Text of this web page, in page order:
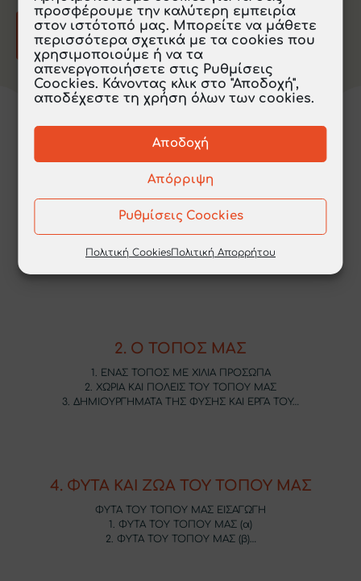
προσφέρουμε την καλύτερη εμπειρία
στον ιστότοπό μας. Μπορείτε να μάθετε
περισσότερα σχετικά με τα cookies που
χρησιμοποιούμε ή να τα
απενεργοποιήσετε στις Ρυθμίσεις
Coockies. Κάνοντας κλικ στο "Αποδοχή",
αποδέχεστε τη χρήση όλων των cookies.
Αποδοχή
Απόρριψη
Ρυθμίσεις Coockies
Πολιτική CookiesΠολιτική Απορρήτου
Σχετικές Ενότητες
1. ΖΟΥΜΕ ΜΑΖΙ
1. ΖΟΥΜΕ ΜΑΖΙ ΚΑΙ ΣΥΝΕΡΓΑΖΟΜΑΣΤΕ
2. ΓΙΑ ΝΑ ΖΟΥΜΕ ΜΑΖΙ, ΧΡΕΙΑΖΟΜΑΣΤΕ ΚΑΝΟΝΕΣ
2. Ο ΤΟΠΟΣ ΜΑΣ
1. ENAΣ ΤΟΠΟΣ ΜΕ ΧΙΛΙΑ ΠΡΟΣΩΠΑ
2. ΧΩΡΙΑ ΚΑΙ ΠΟΛΕΙΣ ΤΟΥ ΤΟΠΟΥ ΜΑΣ
3. ΔΗΜΙΟΥΡΓΗΜΑΤΑ ΤΗΣ ΦΥΣΗΣ ΚΑΙ ΕΡΓΑ ΤΟΥ…
4. ΦΥΤΑ ΚΑΙ ΖΩΑ ΤΟΥ ΤΟΠΟΥ ΜΑΣ
ΦΥΤΑ ΤΟΥ ΤΟΠΟΥ ΜΑΣ ΕΙΣΑΓΩΓΗ
1. ΦΥΤΑ ΤΟΥ ΤΟΠΟΥ ΜΑΣ (α)
2. ΦΥΤΑ ΤΟΥ ΤΟΠΟΥ ΜΑΣ (β)…